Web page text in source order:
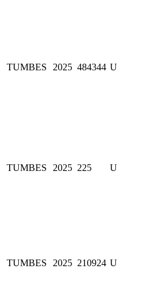
TUMBES 2025 484344 U
TUMBES 2025 225 U
TUMBES 2025 210924 U